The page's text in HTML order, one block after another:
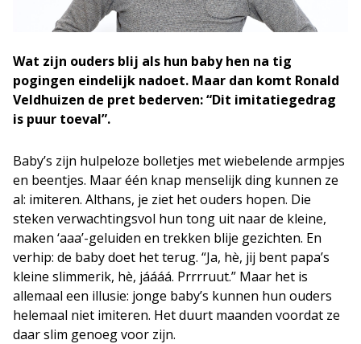
Wat zijn ouders blij als hun baby hen na tig
pogingen eindelijk nadoet. Maar dan komt Ronald
Veldhuizen de pret bederven: “Dit imitatiegedrag
is puur toeval”.
Baby’s zijn hulpeloze bolletjes met wiebelende armpjes
en beentjes. Maar één knap menselijk ding kunnen ze
al: imiteren. Althans, je ziet het ouders hopen. Die
steken verwachtingsvol hun tong uit naar de kleine,
maken ‘aaa’-geluiden en trekken blije gezichten. En
verhip: de baby doet het terug. “Ja, hè, jij bent papa’s
kleine slimmerik, hè, jáááá. Prrrruut.” Maar het is
allemaal een illusie: jonge baby’s kunnen hun ouders
helemaal niet imiteren. Het duurt maanden voordat ze
daar slim genoeg voor zijn.